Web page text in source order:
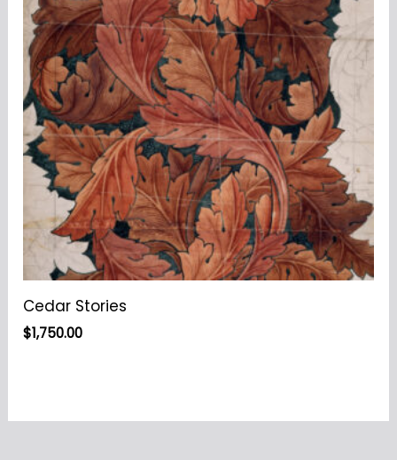
Cedar Stories
$1,750.00